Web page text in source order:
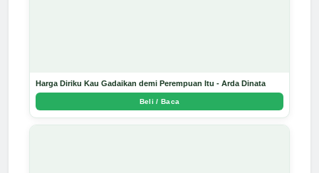
Harga Diriku Kau Gadaikan demi Perempuan Itu - Arda Dinata
Beli / Baca